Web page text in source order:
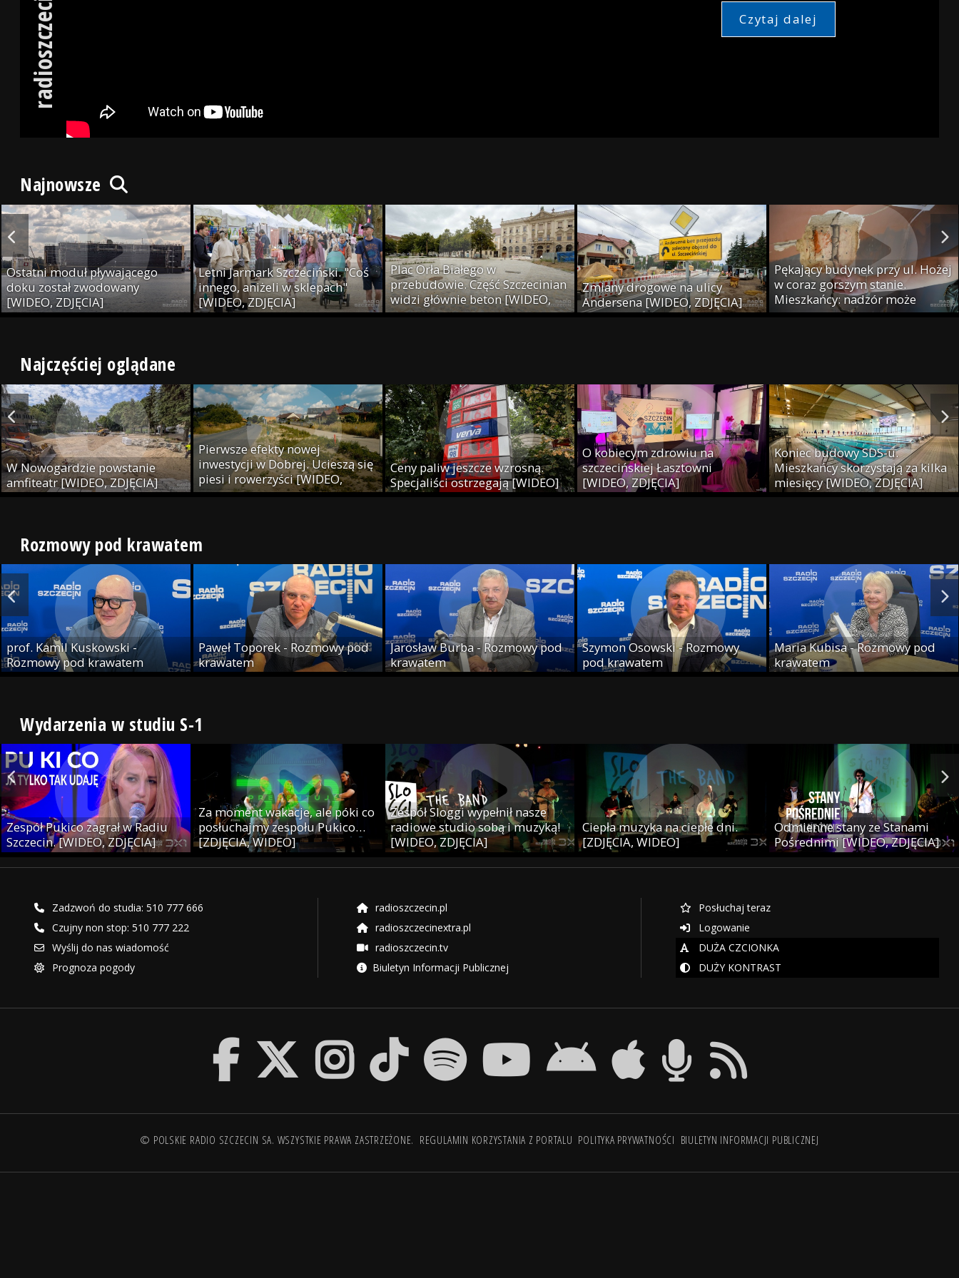
radioszczecin.tv Czytaj dalej
Najnowsze
Ostatni moduł pływającego
doku został zwodowany
[WIDEO, ZDJĘCIA]
Letni Jarmark Szczeciński. "Coś
innego, aniżeli w sklepach"
[WIDEO, ZDJĘCIA]
Plac Orła Białego w
przebudowie. Część Szczecinian
widzi głównie beton [WIDEO,
ZDJĘCIA]
Zmiany drogowe na ulicy
Andersena [WIDEO, ZDJĘCIA]
Pękający budynek przy ul. Hożej
w coraz gorszym stanie.
Mieszkańcy: nadzór może
podjąć decyzję o eksmisji
Najczęściej oglądane
W Nowogardzie powstanie
amfiteatr [WIDEO, ZDJĘCIA]
Pierwsze efekty nowej
inwestycji w Dobrej. Ucieszą się
piesi i rowerzyści [WIDEO,
ZDJĘCIA]
Ceny paliw jeszcze wzrosną.
Specjaliści ostrzegają [WIDEO]
O kobiecym zdrowiu na
szczecińskiej Łasztowni
[WIDEO, ZDJĘCIA]
Koniec budowy SDS-u.
Mieszkańcy skorzystają za kilka
miesięcy [WIDEO, ZDJĘCIA]
Rozmowy pod krawatem
prof. Kamil Kuskowski -
Rozmowy pod krawatem
Paweł Toporek - Rozmowy pod
krawatem
Jarosław Burba - Rozmowy pod
krawatem
Szymon Osowski - Rozmowy
pod krawatem
Maria Kubisa - Rozmowy pod
krawatem
Wydarzenia w studiu S-1
Zespół Pukico zagrał w Radiu
Szczecin. [WIDEO, ZDJĘCIA]
Za moment wakacje, ale póki co
posłuchajmy zespołu Pukico…
[ZDJĘCIA, WIDEO]
Zespół Sloggi wypełnił nasze
radiowe studio sobą i muzyką!
[WIDEO, ZDJĘCIA]
Ciepła muzyka na ciepłe dni.
[ZDJĘCIA, WIDEO]
Odmienne stany ze Stanami
Pośrednimi [WIDEO, ZDJĘCIA]
Zadzwoń do studia: 510 777 666
Czujny non stop: 510 777 222
Wyślij do nas wiadomość
Prognoza pogody
radioszczecin.pl
radioszczecinextra.pl
radioszczecin.tv
Biuletyn Informacji Publicznej
Posłuchaj teraz
Logowanie
DUŻA CZCIONKA
DUŻY KONTRAST
© POLSKIE RADIO SZCZECIN SA. WSZYSTKIE PRAWA ZASTRZEŻONE. REGULAMIN KORZYSTANIA Z PORTALU POLITYKA PRYWATNOŚCI BIULETYN INFORMACJI PUBLICZNEJ